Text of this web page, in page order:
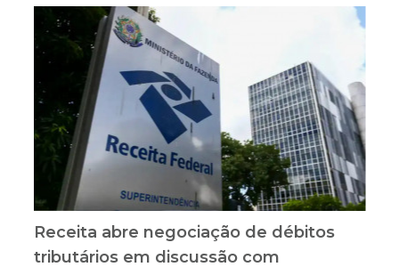
Receita abre negociação de débitos
tributários em discussão com